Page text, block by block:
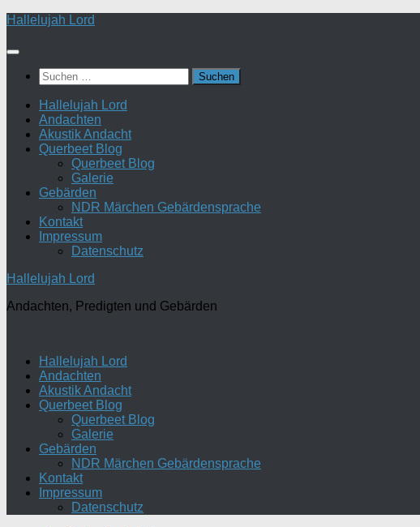
Zum
springen
Hallelujah Lord
Suchen
nach:
Hallelujah Lord
Andachten
Akustik Andacht
Querbeet Blog
Querbeet Blog
Galerie
Gebärden
NDR Märchen Gebärdensprache
Kontakt
Impressum
Datenschutz
Hallelujah Lord
Andachten, Predigten und Gebärden
Hallelujah Lord
Andachten
Akustik Andacht
Querbeet Blog
Querbeet Blog
Galerie
Gebärden
NDR Märchen Gebärdensprache
Kontakt
Impressum
Datenschutz